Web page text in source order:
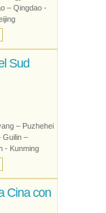
– Qingdao -
Sud
– Puzhehei
Guilin –
- Kunming
Cina con